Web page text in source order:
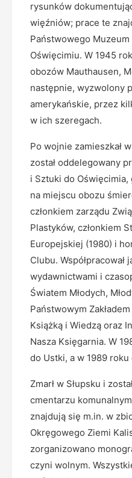
rysunków
więźniów; prace te
Państwowego
Oświęcimiu. W 1945
obozów Mauthausen,
następnie, wyzwolony
amerykańskie, przez
w ich szeregach.
Po wojnie zamieszkał
został oddelegowany
i Sztuki do Oświęcimia,
na miejscu obozu
członkiem zarządu
Plastyków, członkiem
Europejskiej (1980) i
Clubu.
wydawnictwami i
Światem Młodych,
Państwowym
Książką i Wiedzą oraz
Nasza Księgarnia. W
do Ustki, a w 1989 roku
Zmarł w Słupsku i
cmentarzu
znajdują się m.in. w
Okręgowego Ziemi
zorganizowano
czyni wolnym.